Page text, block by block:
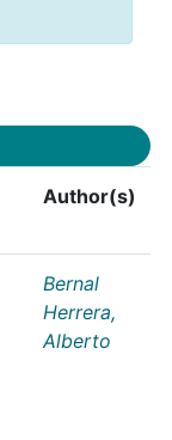
Author(s)
Bernal
Herrera,
Alberto